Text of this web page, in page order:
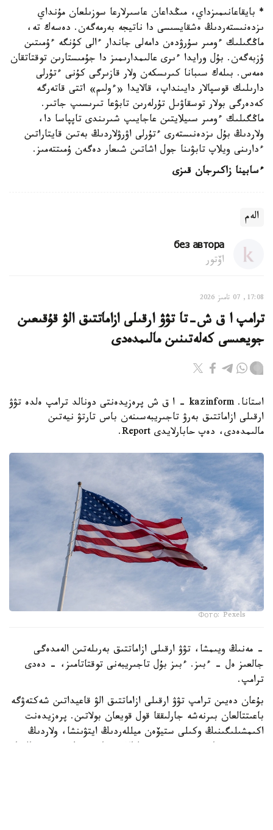
* بايقاعانىمىزداي، مىڭداعان عاسىرلارعا سوزىلعان مۇنداي
ىزدەنىستەردىڭ ەشقايسىسى دا ناتيجە بەرمەگەن. دەسەك تە،
ماڭگىلىك ءومىر سۇرۋدەن دامەلى جاندار ءالى كۇنگە ءۇمىتىن
ۇزبەگەن. بۇل ورايدا ءىرى عالىمدارىمىز دا جۇمىستارىن توقتاتقان
ەمەس. بىلەك سىبانا كىرىسكەن ولار قازىرگى كۇنى ءتۇرلى
دارىلىك قوسپالار دايىنداپ، قالايدا «ءولىم» اتتى قاتەرگە
كەدەرگى بولار توسقاۋىل تۇرلەرىن تابۋعا تىرىسىپ جاتىر.
ماڭگىلىك ءومىر سىيلايتىن عاجايىپ شىرىندى تاپپاسا دا،
ولاردىڭ بۇل ىزدەنىستەرى ءتۇرلى اۋرۋلاردىڭ بەتىن قايتاراتىن
ءدارىنى ويلاپ تابۋىنا جول اشاتىن شىعار دەگەن ۇمىتتەمىز.
ءسابينا زاكىرجان قىزى
الەم
без автора
اۆتور
17:08, 07 تامىز 2026
ترامپ ا ق ش-تا تۋۋ ارقىلى ازاماتتىق الۋ قۇقىعىن
جويعىسى كەلەتىنىن مالىمدەدى
استانا. kazinform - ا ق ش پرەزيدەنتى دونالد ترامپ ەلدە تۋۋ
ارقىلى ازاماتتىق بەرۋ تاجىريبەسىنەن باس تارتۋ نيەتىن
مالىمدەدى، دەپ حابارلايدى Report.
Фото: Pexels
- مەنىڭ ويىمشا، تۋۋ ارقىلى ازاماتتىق بەرىلەتىن الەمدەگى
جالعىز ەل - ءبىز. ءبىز بۇل تاجىريبەنى توقتاتامىز، - دەدى
ترامپ.
بۇعان دەيىن ترامپ تۋۋ ارقىلى ازاماتتىق الۋ قاعيداتىن شەكتەۋگە
باعىتتالعان بىرنەشە جارلىققا قول قويعان بولاتىن. پرەزيدەنت
اكىمشىلىگىنىڭ وكىلى ستيۆەن ميللەردىڭ ايتۋىنشا، ولاردىڭ